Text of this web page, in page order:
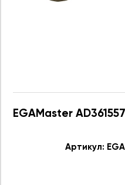
EGAMaster AD361557
Артикул: